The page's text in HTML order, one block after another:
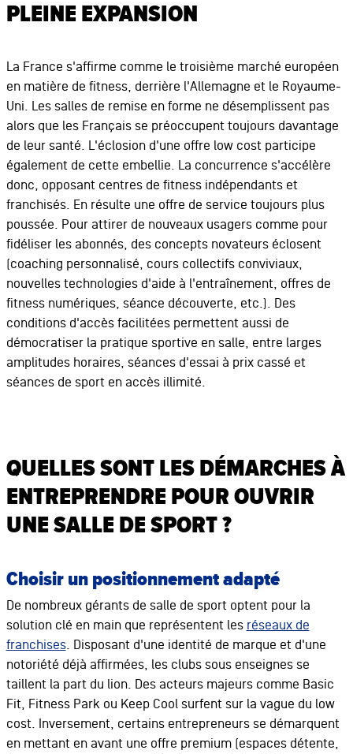
PLEINE EXPANSION
La France s'affirme comme le troisième marché européen
en matière de fitness, derrière l'Allemagne et le Royaume-
Uni. Les salles de remise en forme ne désemplissent pas
alors que les Français se préoccupent toujours davantage
de leur santé. L'éclosion d'une offre low cost participe
également de cette embellie. La concurrence s'accélère
donc, opposant centres de fitness indépendants et
franchisés. En résulte une offre de service toujours plus
poussée. Pour attirer de nouveaux usagers comme pour
fidéliser les abonnés, des concepts novateurs éclosent
(coaching personnalisé, cours collectifs conviviaux,
nouvelles technologies d'aide à l'entraînement, offres de
fitness numériques, séance découverte, etc.). Des
conditions d'accès facilitées permettent aussi de
démocratiser la pratique sportive en salle, entre larges
amplitudes horaires, séances d'essai à prix cassé et
séances de sport en accès illimité.
QUELLES SONT LES DÉMARCHES À
ENTREPRENDRE POUR OUVRIR
UNE SALLE DE SPORT ?
Choisir un positionnement adapté
De nombreux gérants de salle de sport optent pour la
solution clé en main que représentent les réseaux de
franchises. Disposant d'une identité de marque et d'une
notoriété déjà affirmées, les clubs sous enseignes se
taillent la part du lion. Des acteurs majeurs comme Basic
Fit, Fitness Park ou Keep Cool surfent sur la vague du low
cost. Inversement, certains entrepreneurs se démarquent
en mettant en avant une offre premium (espaces détente,